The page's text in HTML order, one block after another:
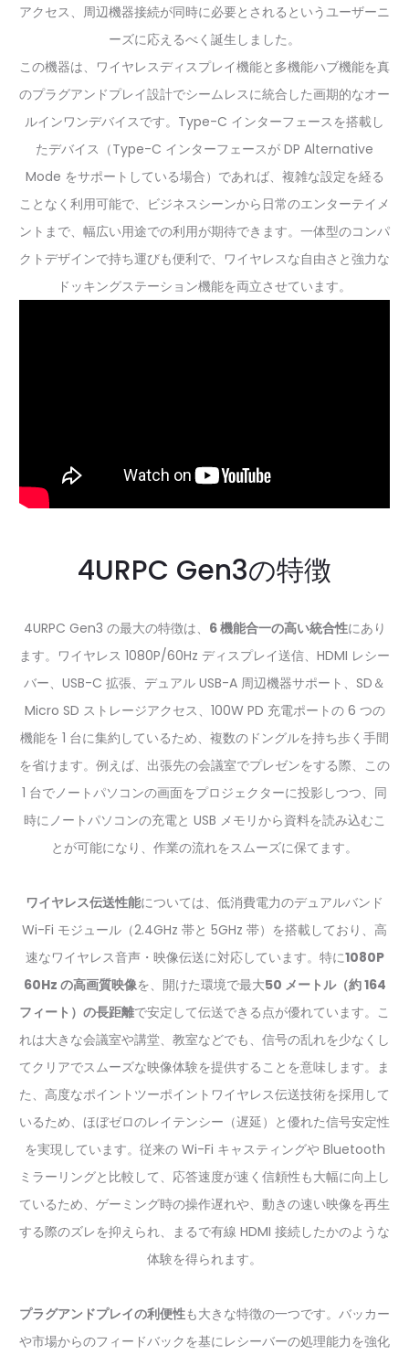
アクセス、周辺機器接続が同時に必要とされるというユーザーニ
ーズに応えるべく誕生しました。
この機器は、ワイヤレスディスプレイ機能と多機能ハブ機能を真
のプラグアンドプレイ設計でシームレスに統合した画期的なオー
ルインワンデバイスです。Type-C インターフェースを搭載し
たデバイス（Type-C インターフェースが DP Alternative
Mode をサポートしている場合）であれば、複雑な設定を経る
ことなく利用可能で、ビジネスシーンから日常のエンターテイメ
ントまで、幅広い用途での利用が期待できます。一体型のコンパ
クトデザインで持ち運びも便利で、ワイヤレスな自由さと強力な
ドッキングステーション機能を両立させています。
4URPC Gen3の特徴
4URPC Gen3 の最大の特徴は、 6 機能合一の高い統合性にあり
ます。ワイヤレス 1080P/60Hz ディスプレイ送信、HDMI レシー
バー、USB-C 拡張、デュアル USB-A 周辺機器サポート、SD＆
Micro SD ストレージアクセス、100W PD 充電ポートの 6 つの
機能を 1 台に集約しているため、複数のドングルを持ち歩く手間
を省けます。例えば、出張先の会議室でプレゼンをする際、この
1 台でノートパソコンの画面をプロジェクターに投影しつつ、同
時にノートパソコンの充電と USB メモリから資料を読み込むこ
とが可能になり、作業の流れをスムーズに保てます。
ワイヤレス伝送性能については、低消費電力のデュアルバンド
Wi-Fi モジュール（2.4GHz 帯と 5GHz 帯）を搭載しており、高
速なワイヤレス音声・映像伝送に対応しています。特に1080P
60Hz の高画質映像を、開けた環境で最大50 メートル（約 164
フィート）の長距離で安定して伝送できる点が優れています。こ
れは大きな会議室や講堂、教室などでも、信号の乱れを少なくし
てクリアでスムーズな映像体験を提供することを意味します。ま
た、高度なポイントツーポイントワイヤレス伝送技術を採用して
いるため、ほぼゼロのレイテンシー（遅延）と優れた信号安定性
を実現しています。従来の Wi-Fi キャスティングや Bluetooth
ミラーリングと比較して、応答速度が速く信頼性も大幅に向上し
ているため、ゲーミング時の操作遅れや、動きの速い映像を再生
する際のズレを抑えられ、まるで有線 HDMI 接続したかのような
体験を得られます。
プラグアンドプレイの利便性も大きな特徴の一つです。バッカー
や市場からのフィードバックを基にレシーバーの処理能力を強化